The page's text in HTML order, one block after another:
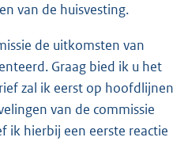
van de huisvesting.
de uitkomsten van
Graag bied ik u het
zal ik eerst op hoofdlijnen
van de commissie
ik hierbij een eerste reactie